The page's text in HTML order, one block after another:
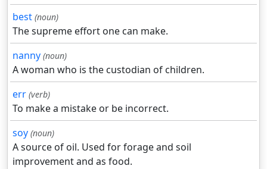
best (noun)
The supreme effort one can make.
nanny (noun)
A woman who is the custodian of children.
err (verb)
To make a mistake or be incorrect.
soy (noun)
A source of oil. Used for forage and soil
improvement and as food.